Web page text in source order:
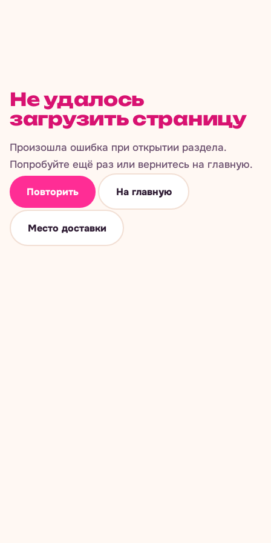
Не удалось
загрузить страницу
Произошла ошибка при открытии раздела.
Попробуйте ещё раз или вернитесь на главную.
Повторить На главную
Место доставки